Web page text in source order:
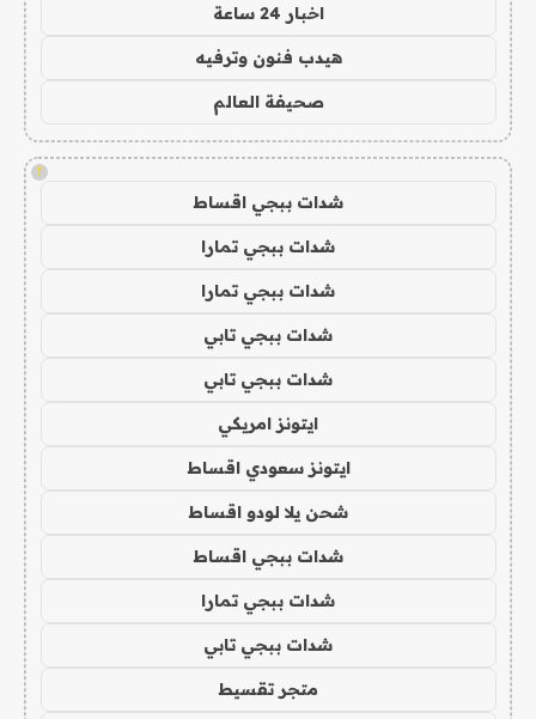
اخبار 24 ساعة
هيدب فنون وترفيه
صحيفة العالم
!
شدات ببجي اقساط
شدات ببجي تمارا
شدات ببجي تمارا
شدات ببجي تابي
شدات ببجي تابي
ايتونز امريكي
ايتونز سعودي اقساط
شحن يلا لودو اقساط
شدات ببجي اقساط
شدات ببجي تمارا
شدات ببجي تابي
متجر تقسيط